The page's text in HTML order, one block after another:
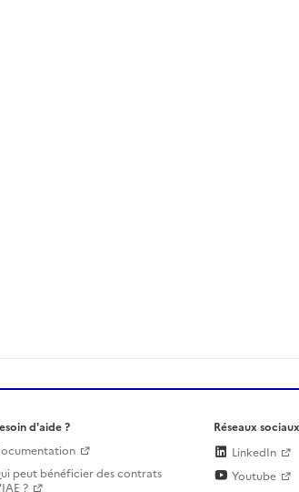
d'aide ?
peut bénéficier des contrats
?
Réseaux sociaux
LinkedIn
Youtube